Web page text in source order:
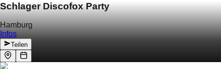
Schlager Discofox Party
Hamburg
Infos
Teilen